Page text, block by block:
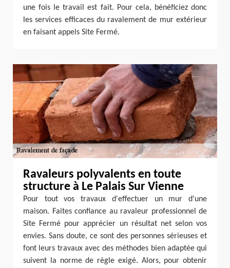
une fois le travail est fait. Pour cela, bénéficiez donc
les services efficaces du ravalement de mur extérieur
en faisant appels Site Fermé.
Ravaleurs polyvalents en toute
structure à Le Palais Sur Vienne
Pour tout vos travaux d'effectuer un mur d'une
maison. Faites confiance au ravaleur professionnel de
Site Fermé pour apprécier un résultat net selon vos
envies. Sans doute, ce sont des personnes sérieuses et
font leurs travaux avec des méthodes bien adaptée qui
suivent la norme de règle exigé. Alors, pour obtenir